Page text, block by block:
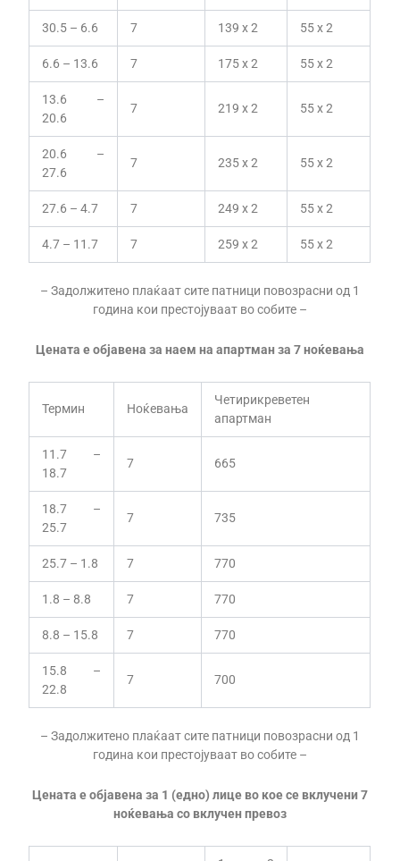
30.5 – 6.6 7 139 x 2 55 x 2
6.6 – 13.6 7 175 x 2 55 x 2
13.6 –
20.6
7 219 x 2 55 x 2
20.6 –
27.6
7 235 x 2 55 x 2
27.6 – 4.7 7 249 x 2 55 x 2
4.7 – 11.7 7 259 x 2 55 x 2
– Задолжитено плаќаат сите патници повозрасни од 1
година кои престојуваат во собите –
Цената е објавена за наем на апартман за 7 ноќевања
Термин Ноќевања
Четирикреветен
апартман
11.7 –
18.7
7 665
18.7 –
25.7
7 735
25.7 – 1.8 7 770
1.8 – 8.8 7 770
8.8 – 15.8 7 770
15.8 –
22.8
7 700
– Задолжитено плаќаат сите патници повозрасни од 1
година кои престојуваат во собите –
Цената е објавена за 1 (едно) лице во кое се вклучени 7
ноќевања со вклучен превоз